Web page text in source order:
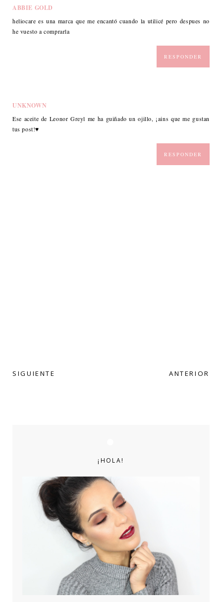
ABBIE GOLD
heliocare es una marca que me encantó cuando la utilicé pero despues no
he vuesto a comprarla
RESPONDER
UNKNOWN
Ese aceite de Leonor Greyl me ha guiñado un ojillo, ¡ains que me gustan
tus post!♥
RESPONDER
SIGUIENTE ANTERIOR
¡HOLA!